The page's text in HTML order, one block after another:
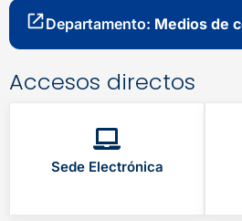
Departamento: Medios de
Accesos directos
Sede Electrónica